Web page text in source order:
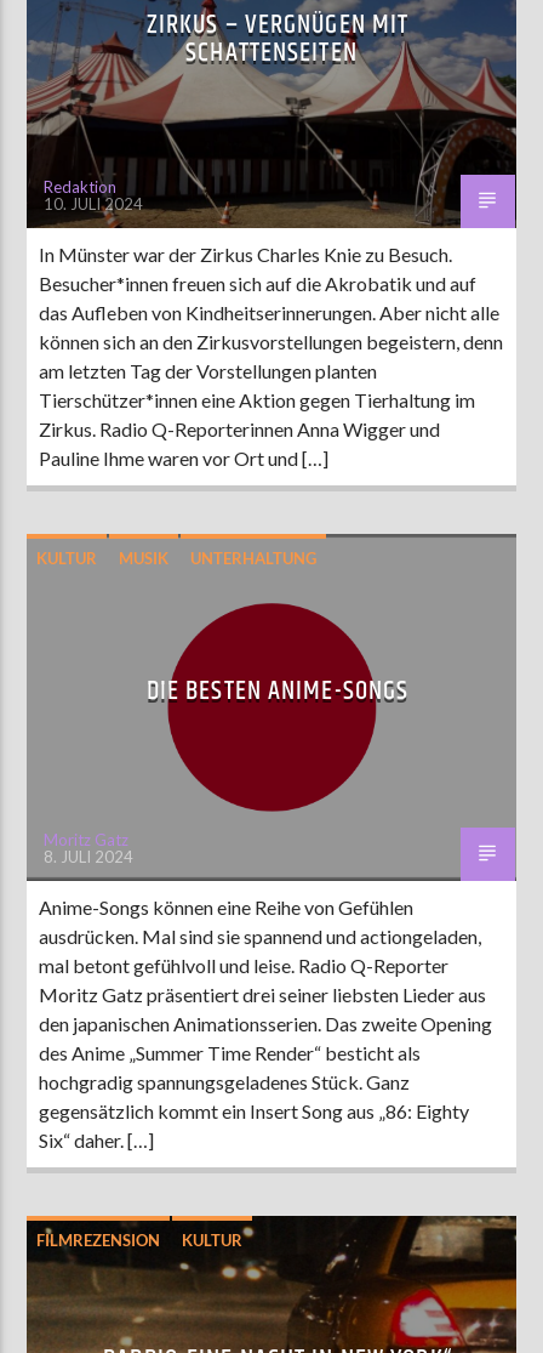
ZIRKUS – VERGNÜGEN MIT
SCHATTENSEITEN
Redaktion
10. JULI 2024
In Münster war der Zirkus Charles Knie zu Besuch.
Besucher*innen freuen sich auf die Akrobatik und auf
das Aufleben von Kindheitserinnerungen. Aber nicht alle
können sich an den Zirkusvorstellungen begeistern, denn
am letzten Tag der Vorstellungen planten
Tierschützer*innen eine Aktion gegen Tierhaltung im
Zirkus. Radio Q-Reporterinnen Anna Wigger und
Pauline Ihme waren vor Ort und […]
KULTUR MUSIK UNTERHALTUNG
DIE BESTEN ANIME-SONGS
Moritz Gatz
8. JULI 2024
Anime-Songs können eine Reihe von Gefühlen
ausdrücken. Mal sind sie spannend und actiongeladen,
mal betont gefühlvoll und leise. Radio Q-Reporter
Moritz Gatz präsentiert drei seiner liebsten Lieder aus
den japanischen Animationsserien. Das zweite Opening
des Anime „Summer Time Render“ besticht als
hochgradig spannungsgeladenes Stück. Ganz
gegensätzlich kommt ein Insert Song aus „86: Eighty
Six“ daher. […]
FILMREZENSION KULTUR